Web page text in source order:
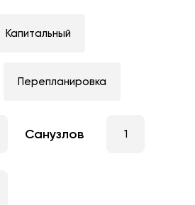
Капитальный
Перепланировка
Санузлов